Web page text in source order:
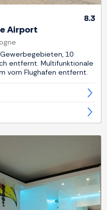
8.3
Airport
10
entfernt. Multifunktionale
vom Flughafen entfernt.